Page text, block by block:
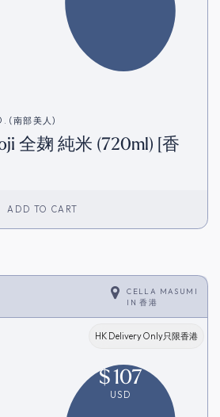
(南部美人)
全麹 純米 (720ml) [香
ADD TO CART
CELLA MASUMI
IN香港
HK Delivery Only只限香港
$107
USD